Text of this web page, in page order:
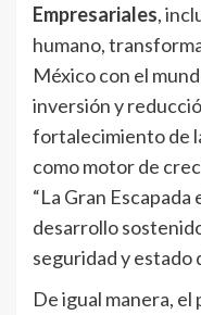
Empresariales,
humano,
México con el
inversión y
fortalecimiento de
como motor de
“La Gran Escapada
desarrollo
seguridad y estado
De igual manera,